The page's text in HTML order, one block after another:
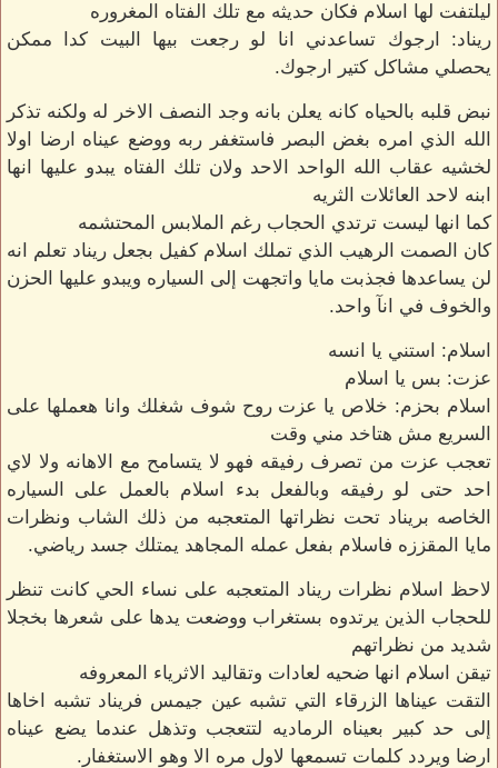
ليلتفت لها اسلام فكان حديثه مع تلك الفتاه المغروره
ريناد: ارجوك تساعدني انا لو رجعت بيها البيت كدا ممكن
يحصلي مشاكل كتير ارجوك.
نبض قلبه بالحياه كانه يعلن بانه وجد النصف الاخر له ولكنه تذكر
الله الذي امره بغض البصر فاستغفر ربه ووضع عيناه ارضا اولا
لخشيه عقاب الله الواحد الاحد ولان تلك الفتاه يبدو عليها انها
ابنه لاحد العائلات الثريه
كما انها ليست ترتدي الحجاب رغم الملابس المحتشمه
كان الصمت الرهيب الذي تملك اسلام كفيل بجعل ريناد تعلم انه
لن يساعدها فجذبت مايا واتجهت إلى السياره ويبدو عليها الحزن
والخوف في انآ واحد.
اسلام: استني يا انسه
عزت: بس يا اسلام
اسلام بحزم: خلاص يا عزت روح شوف شغلك وانا هعملها على
السريع مش هتاخد مني وقت
تعجب عزت من تصرف رفيقه فهو لا يتسامح مع الاهانه ولا لاي
احد حتى لو رفيقه وبالفعل بدء اسلام بالعمل على السياره
الخاصه بريناد تحت نظراتها المتعجبه من ذلك الشاب ونظرات
مايا المقززه فاسلام بفعل عمله المجاهد يمتلك جسد رياضي.
لاحظ اسلام نظرات ريناد المتعجبه على نساء الحي كانت تنظر
للحجاب الذين يرتدوه بستغراب ووضعت يدها على شعرها بخجلا
شديد من نظراتهم
تيقن اسلام انها ضحيه لعادات وتقاليد الاثرياء المعروفه
التقت عيناها الزرقاء التي تشبه عين جيمس فريناد تشبه اخاها
إلى حد كبير بعيناه الرماديه لتتعجب وتذهل عندما يضع عيناه
ارضا ويردد كلمات تسمعها لاول مره الا وهو الاستغفار.